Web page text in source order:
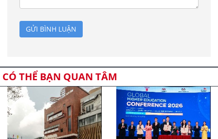
GỬI BÌNH LUẬN
CÓ THỂ BẠN QUAN TÂM